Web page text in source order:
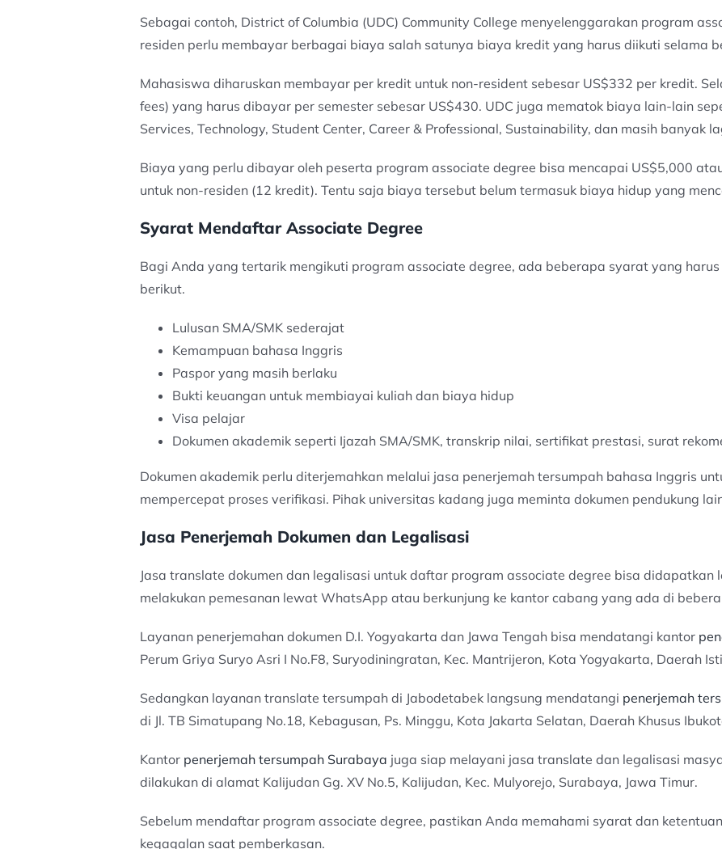
Sebagai contoh, District of Columbia (UDC) Community College menyelenggarakan program
residen perlu membayar berbagai biaya salah satunya biaya kredit yang harus diikuti selama
Mahasiswa diharuskan membayar per kredit untuk non-resident sebesar US$332 per kredit.
fees) yang harus dibayar per semester sebesar US$430. UDC juga mematok biaya lain-lain
Services, Technology, Student Center, Career & Professional, Sustainability, dan masih banyak
Biaya yang perlu dibayar oleh peserta program associate degree bisa mencapai US$5,000
untuk non-residen (12 kredit). Tentu saja biaya tersebut belum termasuk biaya hidup yang
Syarat Mendaftar Associate Degree
Bagi Anda yang tertarik mengikuti program associate degree, ada beberapa syarat yang
berikut.
Lulusan SMA/SMK sederajat
Kemampuan bahasa Inggris
Paspor yang masih berlaku
Bukti keuangan untuk membiayai kuliah dan biaya hidup
Visa pelajar
Dokumen akademik seperti Ijazah SMA/SMK, transkrip nilai, sertifikat prestasi, surat
Dokumen akademik perlu diterjemahkan melalui jasa penerjemah tersumpah bahasa Inggris
mempercepat proses verifikasi. Pihak universitas kadang juga meminta dokumen pendukung
Jasa Penerjemah Dokumen dan Legalisasi
Jasa translate dokumen dan legalisasi untuk daftar program associate degree bisa didapatkan
melakukan pemesanan lewat WhatsApp atau berkunjung ke kantor cabang yang ada di
Layanan penerjemahan dokumen D.I. Yogyakarta dan Jawa Tengah bisa mendatangi kantor
Perum Griya Suryo Asri I No.F8, Suryodiningratan, Kec. Mantrijeron, Kota Yogyakarta, Daerah
Sedangkan layanan translate tersumpah di Jabodetabek langsung mendatangi penerjemah
di Jl. TB Simatupang No.18, Kebagusan, Ps. Minggu, Kota Jakarta Selatan, Daerah Khusus
Kantor penerjemah tersumpah Surabaya juga siap melayani jasa translate dan legalisasi
dilakukan di alamat Kalijudan Gg. XV No.5, Kalijudan, Kec. Mulyorejo, Surabaya, Jawa Timur.
Sebelum mendaftar program associate degree, pastikan Anda memahami syarat dan
kegagalan saat pemberkasan.